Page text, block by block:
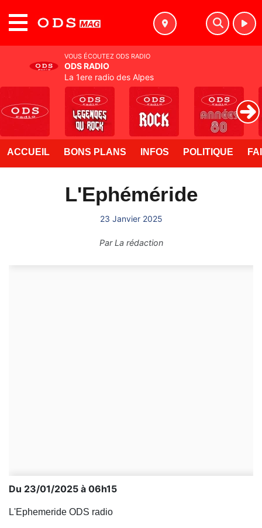
ACCUEIL BONS PLANS INFOS POLITIQUE
L'Ephéméride
23 Janvier 2025
ParLa rédaction
Du 23/01/2025 à 06h15
L'Ephemeride ODS radio
VOUS ÉCOUTEZ ODS RADIO
ODS RADIO
La 1ere radio des Alpes